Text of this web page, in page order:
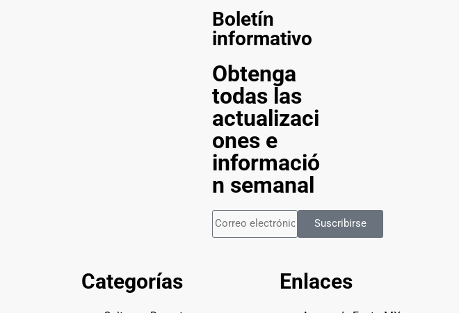
Boletín
informativo
Obtenga
todas las
actualizaci
ones e
informació
n semanal
Suscribirse
Categorías Enlaces